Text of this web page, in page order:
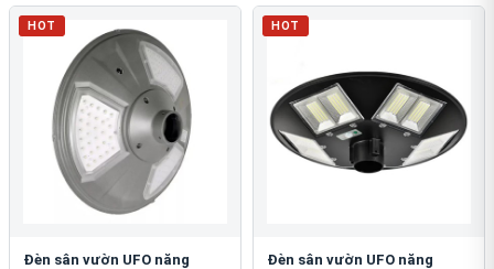
HOT
Đèn sân vườn UFO năng
HOT
Đèn sân vườn UFO năng